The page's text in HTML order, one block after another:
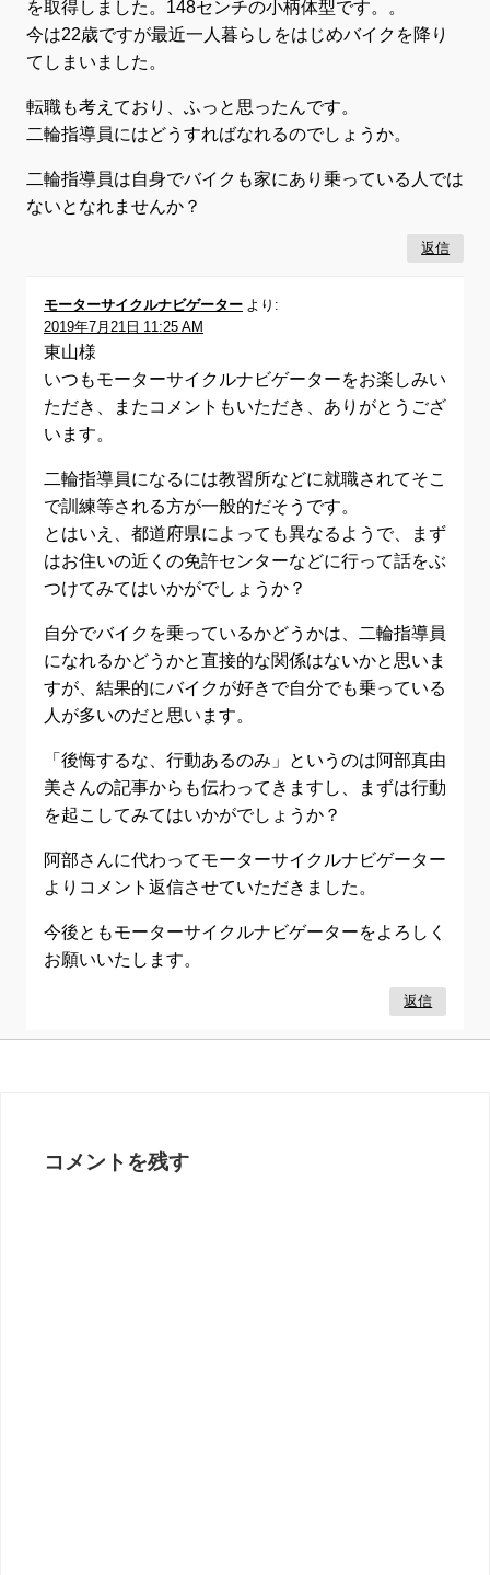
を取得しました。148センチの小柄体型です。。
今は22歳ですが最近一人暮らしをはじめバイクを降り
てしまいました。
転職も考えており、ふっと思ったんです。
二輪指導員にはどうすればなれるのでしょうか。
二輪指導員は自身でバイクも家にあり乗っている人では
ないとなれませんか？
返信
モーターサイクルナビゲーター より:
2019年7月21日 11:25 AM
東山様
いつもモーターサイクルナビゲーターをお楽しみい
ただき、またコメントもいただき、ありがとうござ
います。
二輪指導員になるには教習所などに就職されてそこ
で訓練等される方が一般的だそうです。
とはいえ、都道府県によっても異なるようで、まず
はお住いの近くの免許センターなどに行って話をぶ
つけてみてはいかがでしょうか？
自分でバイクを乗っているかどうかは、二輪指導員
になれるかどうかと直接的な関係はないかと思いま
すが、結果的にバイクが好きで自分でも乗っている
人が多いのだと思います。
「後悔するな、行動あるのみ」というのは阿部真由
美さんの記事からも伝わってきますし、まずは行動
を起こしてみてはいかがでしょうか？
阿部さんに代わってモーターサイクルナビゲーター
よりコメント返信させていただきました。
今後ともモーターサイクルナビゲーターをよろしく
お願いいたします。
返信
コメントを残す